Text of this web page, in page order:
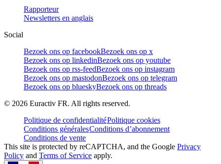
Rapporteur
Newsletters en anglais
Social
Bezoek ons op facebookBezoek ons op x
Bezoek ons op linkedinBezoek ons op youtube
Bezoek ons op rss-feedBezoek ons op instagram
Bezoek ons op mastodonBezoek ons op telegram
Bezoek ons op blueskyBezoek ons op threads
© 2026 Euractiv FR. All rights reserved.
Politique de confidentialitéPolitique cookies
Conditions généralesConditions d’abonnement
Conditions de vente
This site is protected by reCAPTCHA, and the Google Privacy
Policy and Terms of Service apply.